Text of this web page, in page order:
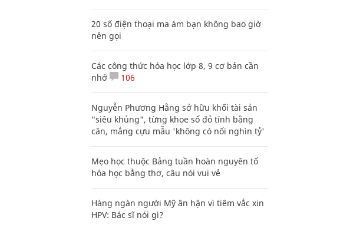
20 số điện thoại ma ám bạn không bao giờ
nên gọi
Các công thức hóa học lớp 8, 9 cơ bản cần
nhớ
106
Nguyễn Phương Hằng sở hữu khối tài sản
"siêu khủng", từng khoe sổ đỏ tính bằng
cân, mắng cựu mẫu 'không có nổi nghìn tỷ'
Mẹo học thuộc Bảng tuần hoàn nguyên tố
hóa học bằng thơ, câu nói vui vẻ
Hàng ngàn người Mỹ ân hận vì tiêm vắc xin
HPV: Bác sĩ nói gì?